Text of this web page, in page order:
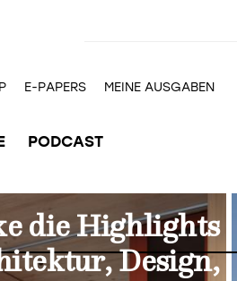
E-PAPERS MEINE AUSGABEN
PODCAST
die Highlights
Design,